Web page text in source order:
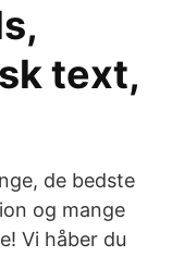
text,
de bedste
og mange
Vi håber du